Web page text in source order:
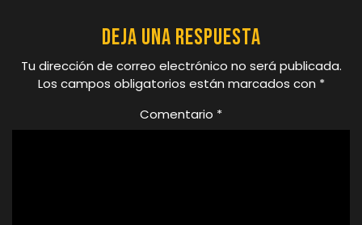
Deja una respuesta
Tu dirección de correo electrónico no será publicada.
Los campos obligatorios están marcados con *
Comentario *